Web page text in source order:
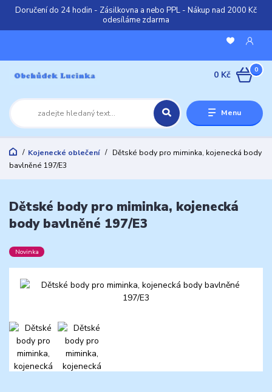
Doručení do 24 hodin - Zásilkovna a nebo PPL - Nákup nad 2000 Kč
odesíláme zdarma
Menu
0
0 Kč
Kojenecké oblečení
Dětské body pro miminka, kojenecká body
bavlněné 197/E3
Dětské body pro miminka, kojenecká
body bavlněné 197/E3
Novinka